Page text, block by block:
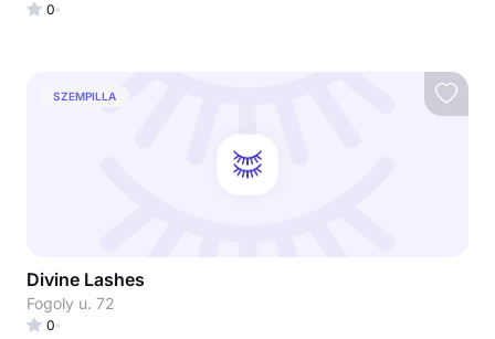
0
SZEMPILLA
Divine Lashes
Fogoly u. 72
0